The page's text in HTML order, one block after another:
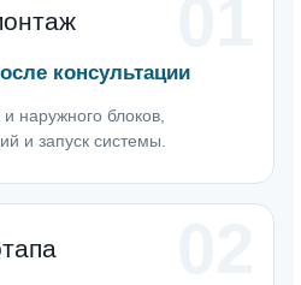
консультации
наружного блоков,
и запуск системы.